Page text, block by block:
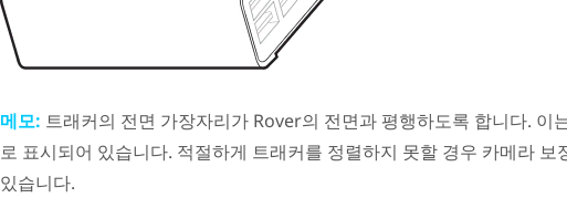
메모: 트래커의 전면 가장자리가 Rover의 전면과 평행하도록 합니다. 이
로 표시되어 있습니다. 적절하게 트래커를 정렬하지 못할 경우 카메라 보
있습니다.